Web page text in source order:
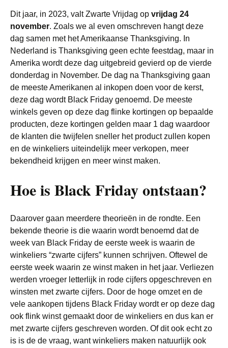
Dit jaar, in 2023, valt Zwarte Vrijdag op vrijdag 24
november. Zoals we al even omschreven hangt deze
dag samen met het Amerikaanse Thanksgiving. In
Nederland is Thanksgiving geen echte feestdag, maar in
Amerika wordt deze dag uitgebreid gevierd op de vierde
donderdag in November. De dag na Thanksgiving gaan
de meeste Amerikanen al inkopen doen voor de kerst,
deze dag wordt Black Friday genoemd. De meeste
winkels geven op deze dag flinke kortingen op bepaalde
producten, deze kortingen gelden maar 1 dag waardoor
de klanten die twijfelen sneller het product zullen kopen
en de winkeliers uiteindelijk meer verkopen, meer
bekendheid krijgen en meer winst maken.
Hoe is Black Friday ontstaan?
Daarover gaan meerdere theorieën in de rondte. Een
bekende theorie is die waarin wordt benoemd dat de
week van Black Friday de eerste week is waarin de
winkeliers “zwarte cijfers” kunnen schrijven. Oftewel de
eerste week waarin ze winst maken in het jaar. Verliezen
werden vroeger letterlijk in rode cijfers opgeschreven en
winsten met zwarte cijfers. Door de hoge omzet en de
vele aankopen tijdens Black Friday wordt er op deze dag
ook flink winst gemaakt door de winkeliers en dus kan er
met zwarte cijfers geschreven worden. Of dit ook echt zo
is is de de vraag, want winkeliers maken natuurlijk ook